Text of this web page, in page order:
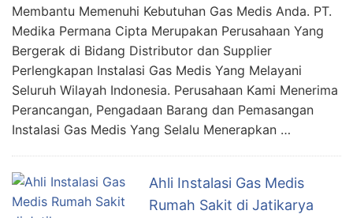
Membantu Memenuhi Kebutuhan Gas Medis Anda. PT.
Medika Permana Cipta Merupakan Perusahaan Yang
Bergerak di Bidang Distributor dan Supplier
Perlengkapan Instalasi Gas Medis Yang Melayani
Seluruh Wilayah Indonesia. Perusahaan Kami Menerima
Perancangan, Pengadaan Barang dan Pemasangan
Instalasi Gas Medis Yang Selalu Menerapkan …
Ahli Instalasi Gas Medis
Rumah Sakit di Jatikarya